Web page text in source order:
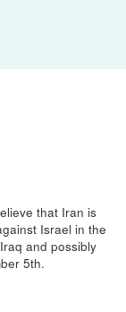
that Iran is
Israel in the
and possibly
5th.